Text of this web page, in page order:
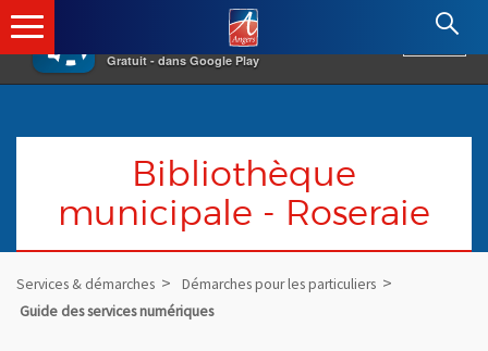
×
Gratuit - dans Google Play
Angers.fr : Retour à l'accueil
Bibliothèque
municipale - Roseraie
Services & démarches
Démarches pour les particuliers
Guide des services numériques